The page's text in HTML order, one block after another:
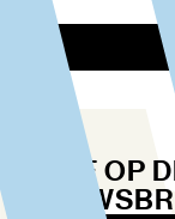
BLIJF OP